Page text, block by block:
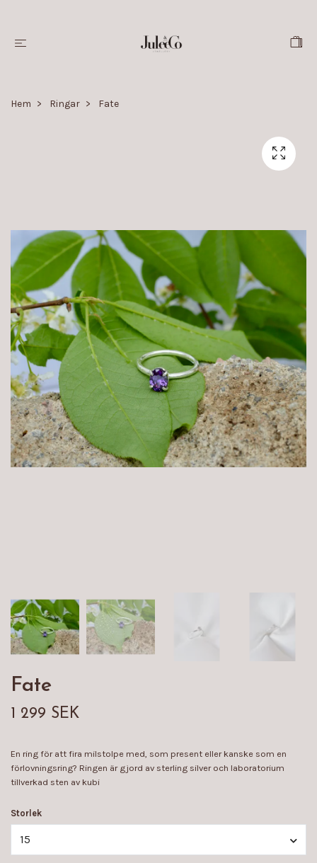
Hem Ringar Fate
Fate
1 299 SEK
En ring för att fira milstolpe med, som present eller kanske som en
förlovningsring? Ringen är gjord av sterling silver och laboratorium
tillverkad sten av kubi
Storlek
15